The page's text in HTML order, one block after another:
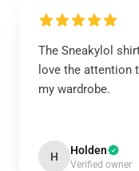
The Sneakylol
love the attention
my wardrobe.
H Holden
Verified owner